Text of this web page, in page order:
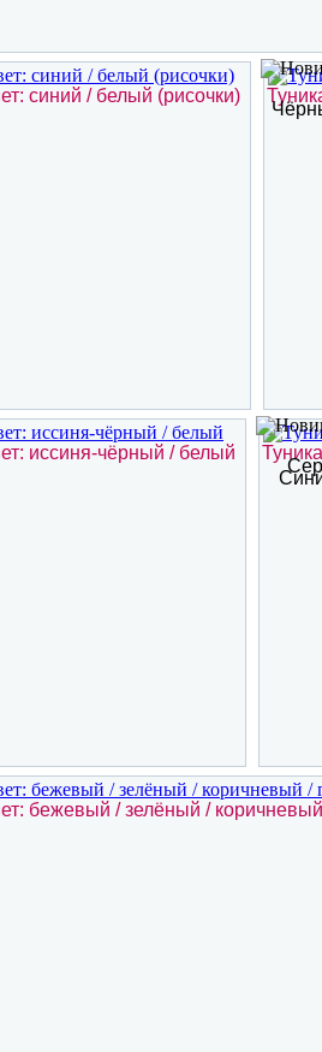
синий / белый (рисочки)
иссиня-чёрный / белый
бежевый / зелёный /